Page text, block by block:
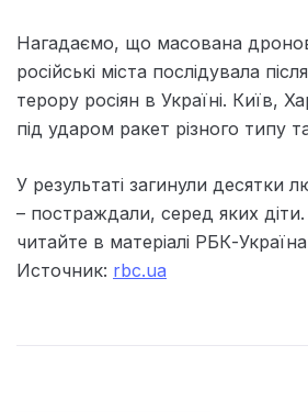
Нагадаємо, що масована
російські міста послідувала
терору росіян в Україні. Київ,
під ударом ракет різного типу
У результаті загинули десятки
– постраждали, серед яких
читайте в матеріалі РБК-
Источник: rbc.ua